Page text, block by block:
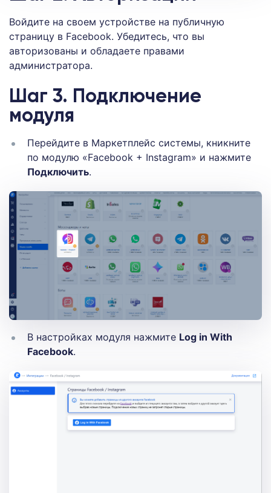
Войдите на своем устройстве на публичную
страницу в Facebook. Убедитесь, что вы
авторизованы и обладаете правами
администратора.
Шаг 3. Подключение
модуля
Перейдите в Маркетплейс системы, кникните
по модулю «Facebook + Instagram» и нажмите
Подключить.
В настройках модуля нажмите Log in With
Facebook.